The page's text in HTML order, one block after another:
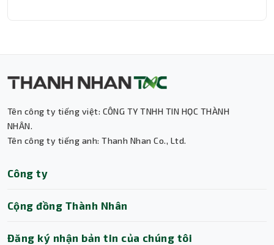
Tên công ty tiếng việt: CÔNG TY TNHH TIN HỌC THÀNH
NHÂN.
Tên công ty tiếng anh: Thanh Nhan Co., Ltd.
Công ty
Cộng đồng Thành Nhân
Đăng ký nhận bản tin của chúng tôi